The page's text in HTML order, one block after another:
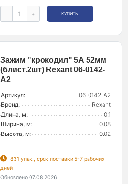
- + КУПИТЬ
Зажим "крокодил" 5А 52мм
(блист.2шт) Rexant 06-0142-
A2
Артикул:
06-0142-A2
Бренд:
Rexant
Длина, м:
0.1
Ширина, м:
0.08
Высота, м:
0.02
831 упак., срок поставки 5-7 рабочих
дней
Обновлено 07.08.2026